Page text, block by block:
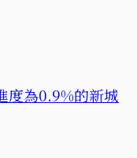
度為0.9%的新城